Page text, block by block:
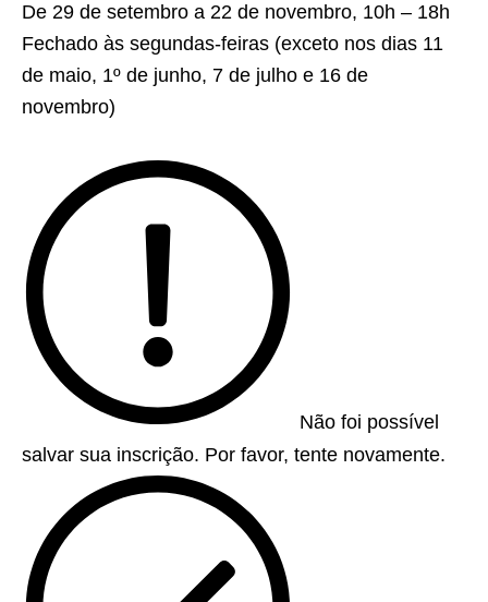
De 29 de setembro a 22 de novembro, 10h – 18h
Fechado às segundas-feiras (exceto nos dias 11
de maio, 1º de junho, 7 de julho e 16 de
novembro)
Não foi possível
salvar sua inscrição. Por favor, tente novamente.